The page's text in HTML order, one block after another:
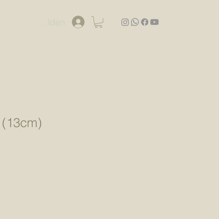
Anmelden